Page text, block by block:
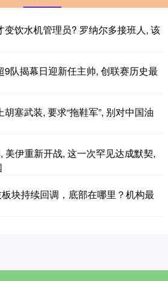
变饮水机管理员? 罗纳尔多接班人, 该
9队揭幕日迎新任主帅, 创联赛历史最
塞武装, 要求“拖鞋军”, 别对中国油
美伊重新开战, 这一次罕见达成默契,
块持续回调，底部在哪里？机构最